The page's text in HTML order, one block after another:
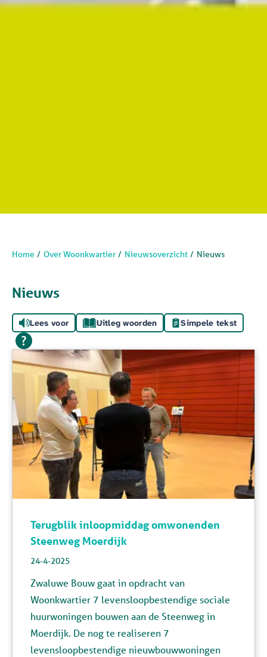
Home Over Woonkwartier Nieuwsoverzicht Nieuws
Nieuws
Lees voor Uitleg woorden Simpele tekst
Terugblik inloopmiddag omwonenden
Steenweg Moerdijk
24-4-2025
Zwaluwe Bouw gaat in opdracht van
Woonkwartier 7 levensloopbestendige sociale
huurwoningen bouwen aan de Steenweg in
Moerdijk. De nog te realiseren 7
levensloopbestendige nieuwbouwwoningen